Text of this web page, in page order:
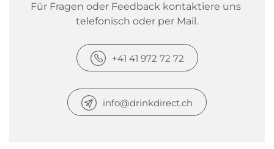
Für Fragen oder Feedback kontaktiere uns
telefonisch oder per Mail.
+41 41 972 72 72
info@drinkdirect.ch